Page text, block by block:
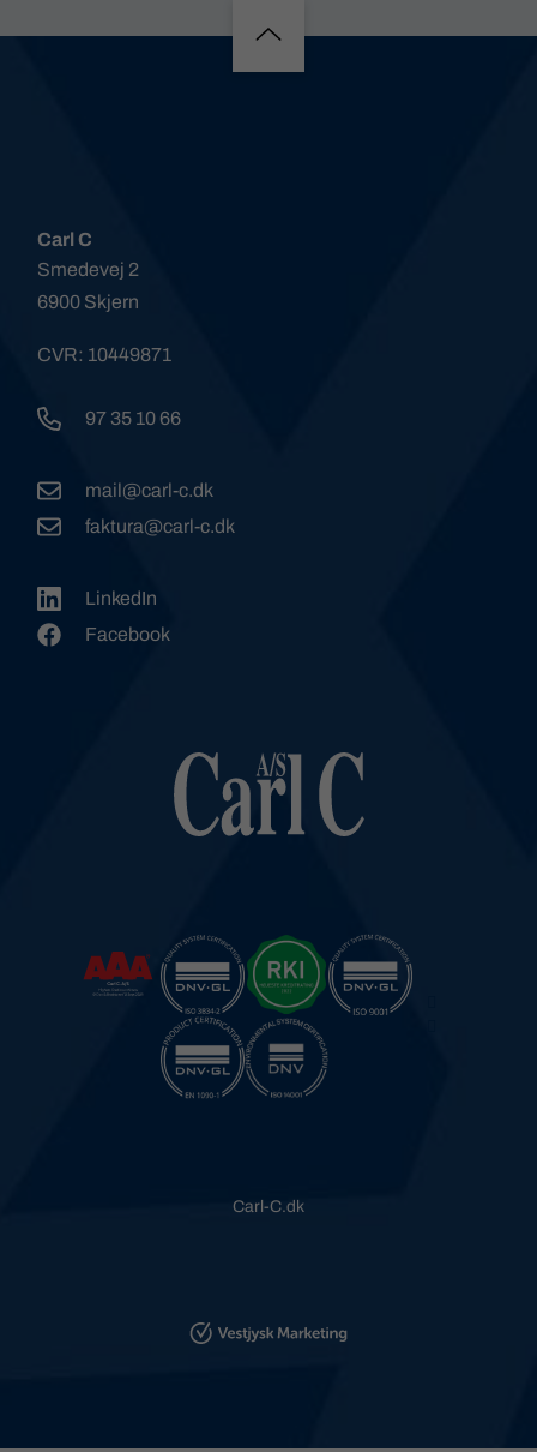
Carl C
Smedevej 2
6900 Skjern
CVR: 10449871
97 35 10 66
mail@carl-c.dk
faktura@carl-c.dk
LinkedIn
Facebook
Carl-C.dk